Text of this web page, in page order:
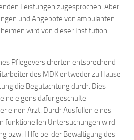
Leistungen zugesprochen. Aber
und Angebote von ambulanten
wird von dieser Institution
Pflegeversicherten entsprechend
des MDK entweder zu Hause
die Begutachtung durch. Dies
eigens dafür geschulte
einen Arzt. Durch Ausfüllen eines
funktionellen Untersuchungen wird
bzw. Hilfe bei der Bewältigung des